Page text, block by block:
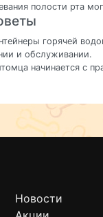
полости рта
горячей
и обслуживании.
начинается с
Новости